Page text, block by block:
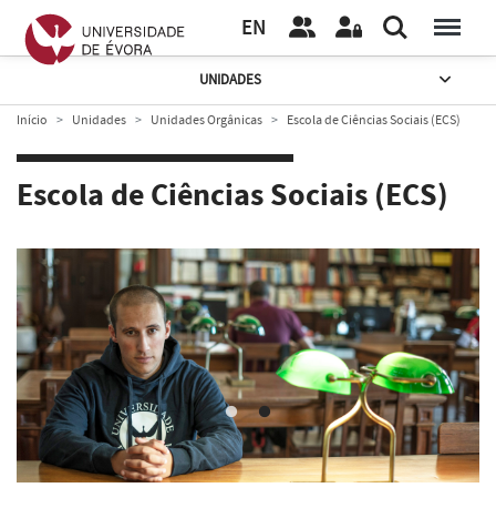
EN
UNIDADES
Início Unidades Unidades Orgânicas Escola de Ciências Sociais (ECS)
Escola de Ciências Sociais (ECS)